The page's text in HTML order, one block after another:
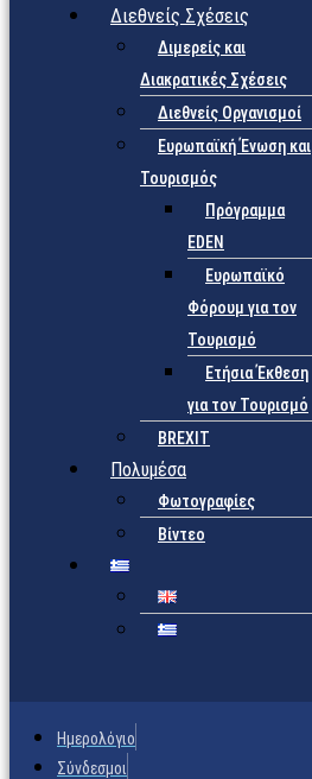
Διεθνείς Σχέσεις
Διμερείς και
Διακρατικές Σχέσεις
Διεθνείς Οργανισμοί
Ευρωπαϊκή Ένωση και
Τουρισμός
Πρόγραμμα
EDEN
Ευρωπαϊκό
Φόρουμ για τον
Τουρισμό
Ετήσια Έκθεση
για τον Τουρισμό
BREXIT
Πολυμέσα
Φωτογραφίες
Βίντεο
Ημερολόγιο
Σύνδεσμοι